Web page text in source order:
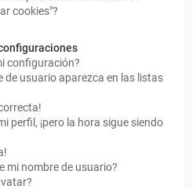
cookies"?
configuración?
de usuario aparezca en las listas
perfil, ¡pero la hora sigue siendo
mi nombre de usuario?